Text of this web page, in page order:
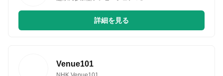
詳細を見る
Venue101